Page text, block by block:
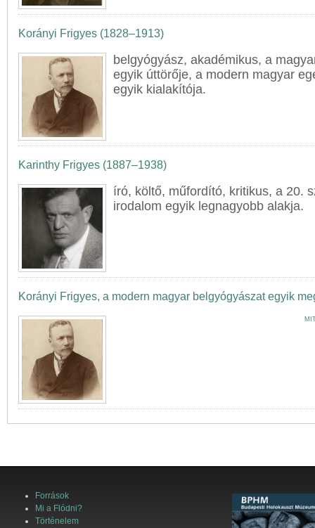
Korányi Frigyes (1828–1913)
belgyógyász, akadémikus, a
egyik úttörője, a modern magyar
egyik kialakítója.
Karinthy Frigyes (1887–1938)
író, költő, műfordító, kritikus, a 20.
irodalom egyik legnagyobb alakja.
Korányi Frigyes, a modern magyar belgyógyászat egyik
Források
Mi a Flódni?
Történelem